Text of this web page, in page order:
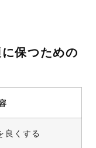
保つための
良くする